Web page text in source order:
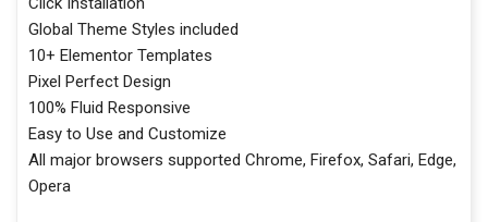
Global Theme Styles included
10+ Elementor Templates
Pixel Perfect Design
100% Fluid Responsive
Easy to Use and Customize
All major browsers supported Chrome, Firefox, Safari, Edge,
Opera